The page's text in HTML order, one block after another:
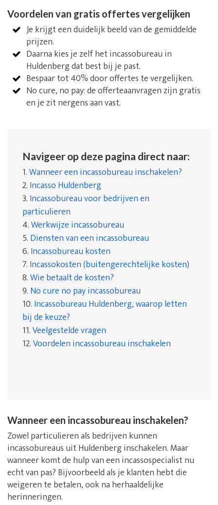
Voordelen van gratis offertes vergelijken
Je krijgt een duidelijk beeld van de gemiddelde
prijzen.
Daarna kies je zelf het incassobureau in
Huldenberg dat best bij je past.
Bespaar tot 40% door offertes te vergelijken.
No cure, no pay: de offerteaanvragen zijn gratis
en je zit nergens aan vast.
Navigeer op deze pagina direct naar:
1.Wanneer een incassobureau inschakelen?
2. Incasso Huldenberg
3. Incassobureau voor bedrijven en
particulieren
4.Werkwijze incassobureau
5. Diensten van een incassobureau
6. Incassobureau kosten
7. Incassokosten (buitengerechtelijke kosten)
8.Wie betaalt de kosten?
9. No cure no pay incassobureau
10. Incassobureau Huldenberg, waarop letten
bij de keuze?
11.Veelgestelde vragen
12.Voordelen incassobureau inschakelen
Wanneer een incassobureau inschakelen?
Zowel particulieren als bedrijven kunnen
incassobureaus uit Huldenberg inschakelen. Maar
wanneer komt de hulp van een incassospecialist nu
echt van pas? Bijvoorbeeld als je klanten hebt die
weigeren te betalen, ook na herhaaldelijke
herinneringen.